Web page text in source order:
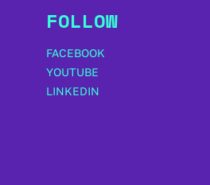
FOLLOW
FACEBOOK
YOUTUBE
LINKEDIN